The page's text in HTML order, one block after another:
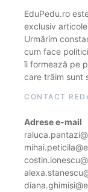
EduPedu.ro
exclusiv
Urmărim
cum face
îi formează pe
care trăim sunt
CONTACT
Adrese e-mail